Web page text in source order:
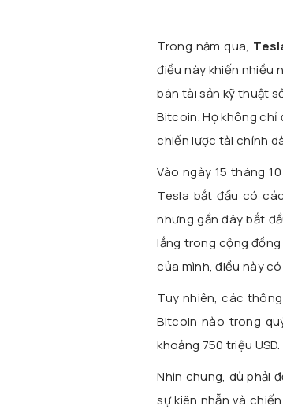
Trong năm qua,
điều này khiến nhiều
bán tài sản kỹ thuật
Bitcoin. Họ không chỉ
chiến lược tài chính
Vào ngày 15 tháng
Tesla bắt đầu có
nhưng gần đây bắt
lắng trong cộng
của mình, điều này
Tuy nhiên, các
Bitcoin nào trong
khoảng 750 triệu USD.
Nhìn chung, dù phải
sự kiên nhẫn và